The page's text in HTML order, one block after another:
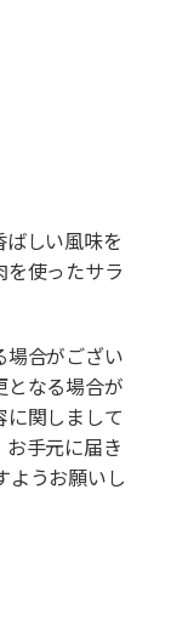
ばしい風味を
を使ったサラ
場合がござい
となる場合が
に関しまして
お手元に届き
ようお願いし